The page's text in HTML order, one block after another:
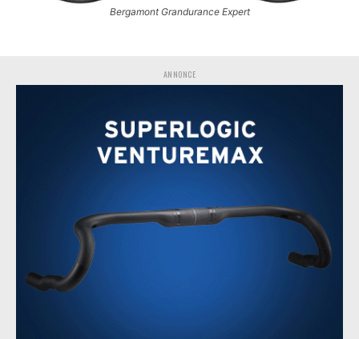
Bergamont Grandurance Expert
ANNONCE